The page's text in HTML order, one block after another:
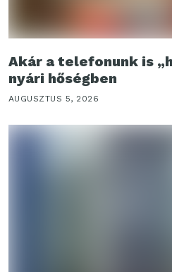
Akár a telefonunk is
nyári hőségben
AUGUSZTUS 5, 2026